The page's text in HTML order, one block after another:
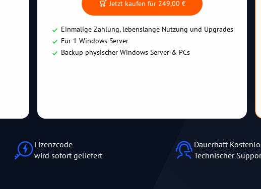
Jetzt kaufen für 249,00 €
Einmalige Zahlung, lebenslange Nutzung und Upgrades
Für 1 Windows Server
Backup physischer Windows Server & PCs
Lizenzcode
wird sofort geliefert
Dauerhaft
Technischer